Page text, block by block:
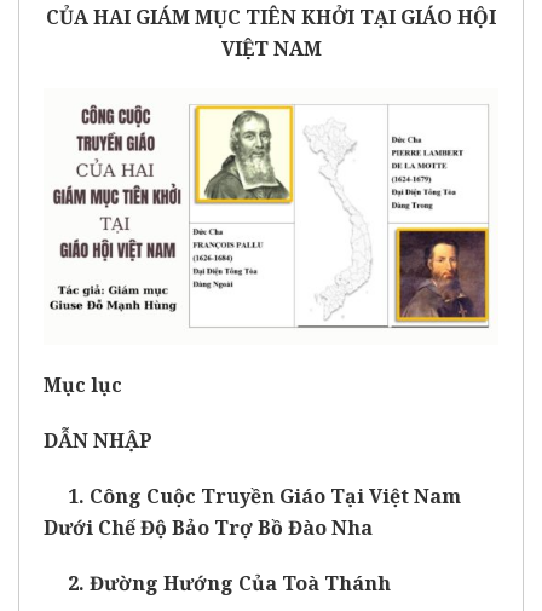
CỦA HAI GIÁM MỤC TIÊN KHỞI TẠI GIÁO HỘI
VIỆT NAM
Mục lục
DẪN NHẬP
1. Công Cuộc Truyền Giáo Tại Việt Nam
Dưới Chế Độ Bảo Trợ Bồ Đào Nha
2. Đường Hướng Của Toà Thánh